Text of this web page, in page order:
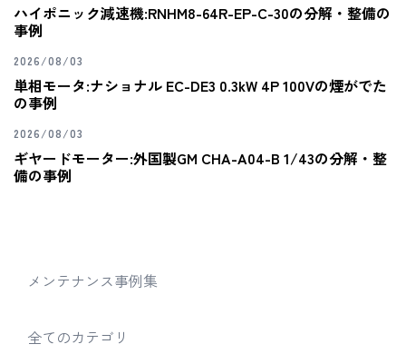
ハイポニック減速機:RNHM8-64R-EP-C-30の分解・整備の
事例
2026/08/03
単相モータ:ナショナル EC-DE3 0.3kW 4P 100Vの煙がでた
の事例
2026/08/03
ギヤードモーター:外国製GM CHA-A04-B 1/43の分解・整
備の事例
メンテナンス事例集
全てのカテゴリ